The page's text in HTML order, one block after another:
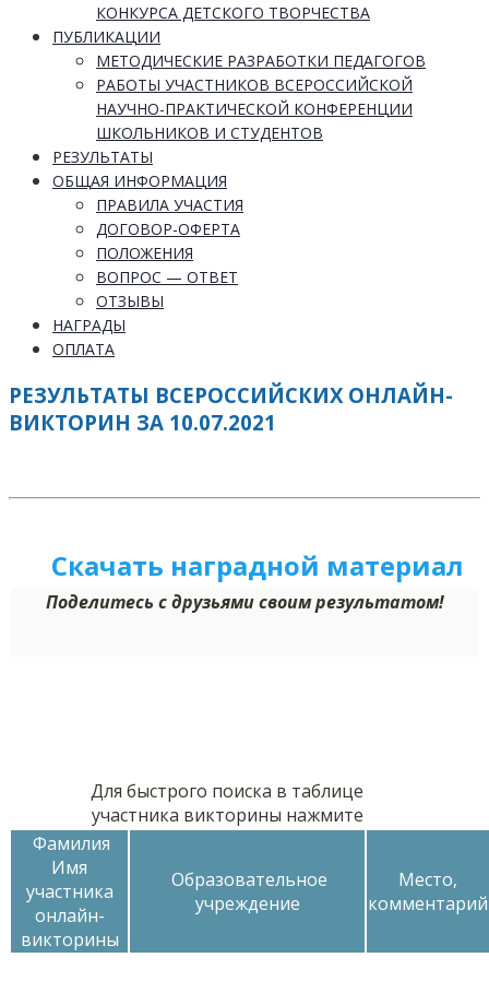
КОНКУРСА ДЕТСКОГО ТВОРЧЕСТВА
ПУБЛИКАЦИИ
МЕТОДИЧЕСКИЕ РАЗРАБОТКИ ПЕДАГОГОВ
РАБОТЫ УЧАСТНИКОВ ВСЕРОССИЙСКОЙ
НАУЧНО-ПРАКТИЧЕСКОЙ КОНФЕРЕНЦИИ
ШКОЛЬНИКОВ И СТУДЕНТОВ
РЕЗУЛЬТАТЫ
ОБЩАЯ ИНФОРМАЦИЯ
ПРАВИЛА УЧАСТИЯ
ДОГОВОР-ОФЕРТА
ПОЛОЖЕНИЯ
ВОПРОС — ОТВЕТ
ОТЗЫВЫ
НАГРАДЫ
ОПЛАТА
РЕЗУЛЬТАТЫ ВСЕРОССИЙСКИХ ОНЛАЙН-
ВИКТОРИН ЗА 10.07.2021
Скачать наградной материал
Поделитесь с друзьями своим результатом!
Для быстрого поиска в таблице
участника викторины нажмите
Фамилия
Имя
участника
онлайн-
викторины
Образовательное
учреждение
Место,
комментарий